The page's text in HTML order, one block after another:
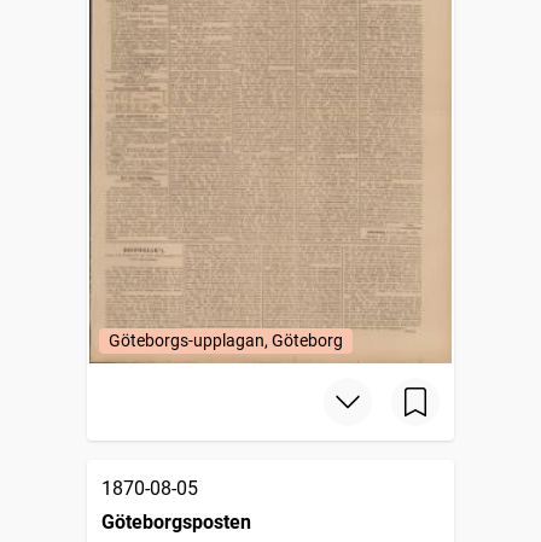
Göteborgs-upplagan, Göteborg
1870-08-05
Göteborgsposten